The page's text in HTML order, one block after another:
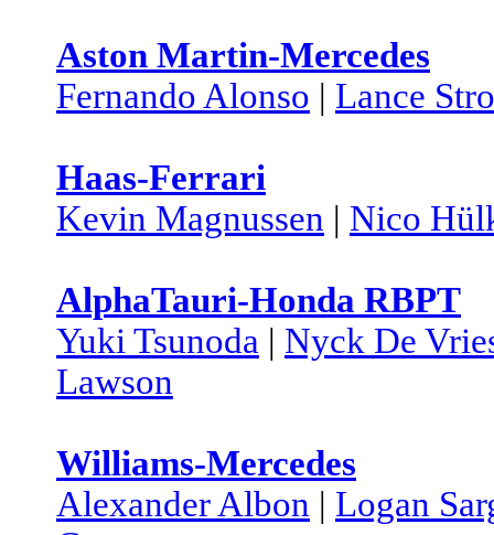
Aston Martin-Mercedes
Fernando Alonso | Lance
Haas-Ferrari
Kevin Magnussen | Nico
AlphaTauri-Honda RBPT
Yuki Tsunoda | Nyck De
Lawson
Williams-Mercedes
Alexander Albon | Logan